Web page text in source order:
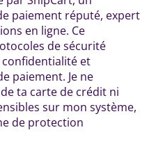
paiement réputé, expert
en ligne. Ce
de sécurité
et
paiement. Je ne
ta carte de crédit ni
sur mon système,
de protection